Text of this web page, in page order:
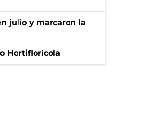
julio y marcaron la
Hortiflorícola